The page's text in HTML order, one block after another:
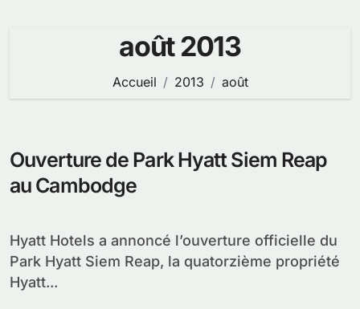
août 2013
Accueil 2013 août
Ouverture de Park Hyatt Siem Reap
au Cambodge
Hyatt Hotels a annoncé l’ouverture officielle du
Park Hyatt Siem Reap, la quatorzième propriété
Hyatt...